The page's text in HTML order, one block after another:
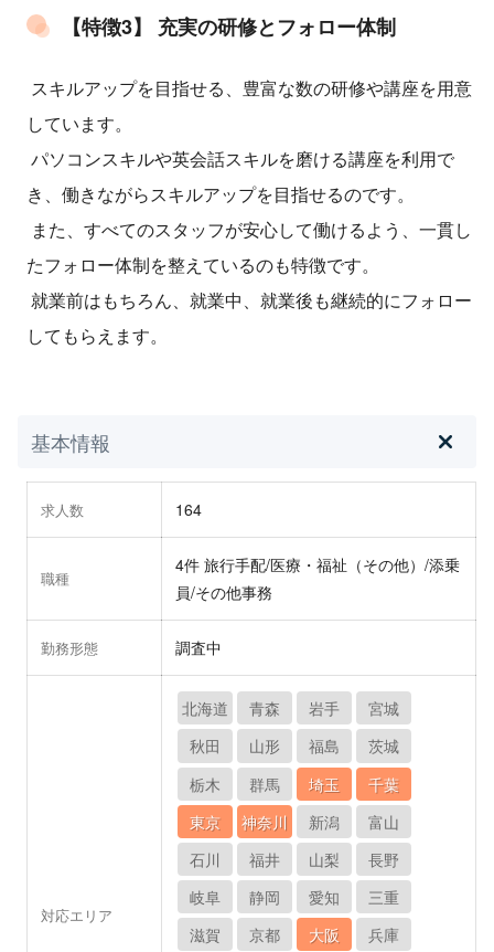
【特徴3】 充実の研修とフォロー体制
スキルアップを目指せる、豊富な数の研修や講座を用意
しています。
パソコンスキルや英会話スキルを磨ける講座を利用で
き、働きながらスキルアップを目指せるのです。
また、すべてのスタッフが安心して働けるよう、一貫し
たフォロー体制を整えているのも特徴です。
就業前はもちろん、就業中、就業後も継続的にフォロー
してもらえます。
基本情報
求人数 164
職種
4件 旅行手配/医療・福祉（その他）/添乗
員/その他事務
勤務形態 調査中
対応エリア
北海道 青森 岩手
宮城
秋田
山形 福島
茨城
栃木
群馬 埼玉
千葉
東京
神奈川 新潟
富山
石川
福井 山梨
長野
岐阜
静岡 愛知
三重
滋賀
京都 大阪
兵庫